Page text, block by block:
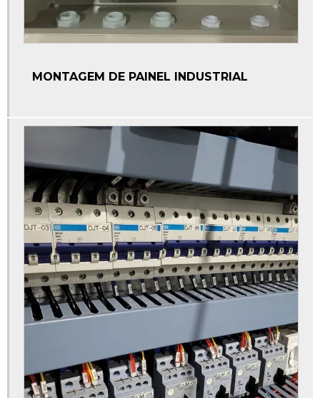
MONTAGEM DE PAINEL INDUSTRIAL